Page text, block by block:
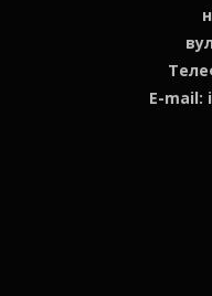
E-mail: